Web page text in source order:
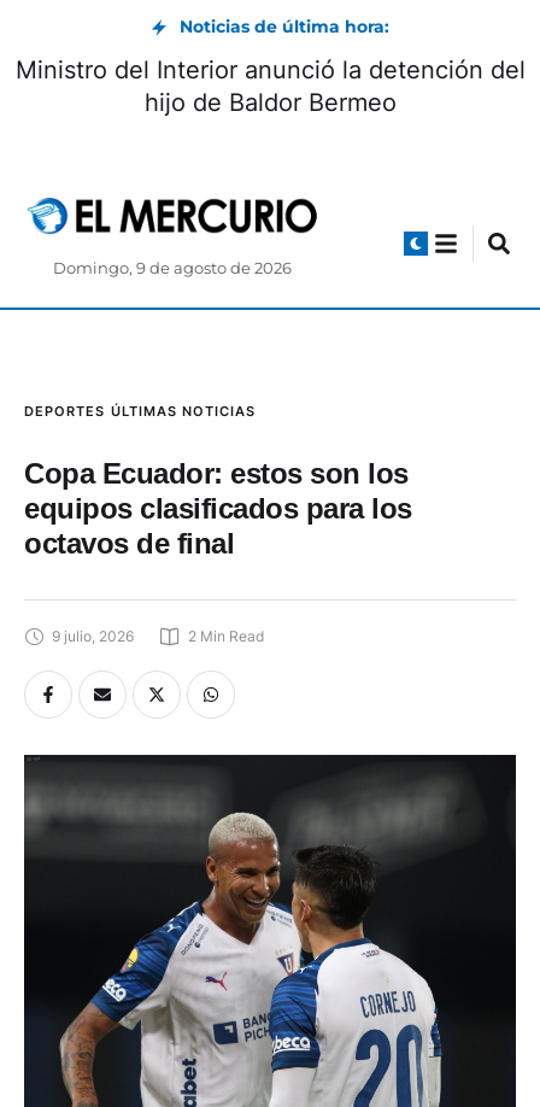
Noticias de última hora:
Ministro del Interior anunció la detención del
hijo de Baldor Bermeo
Domingo, 9 de agosto de 2026
DEPORTES ÚLTIMAS NOTICIAS
Copa Ecuador: estos son los
equipos clasificados para los
octavos de final
9 julio, 2026 2 Min Read